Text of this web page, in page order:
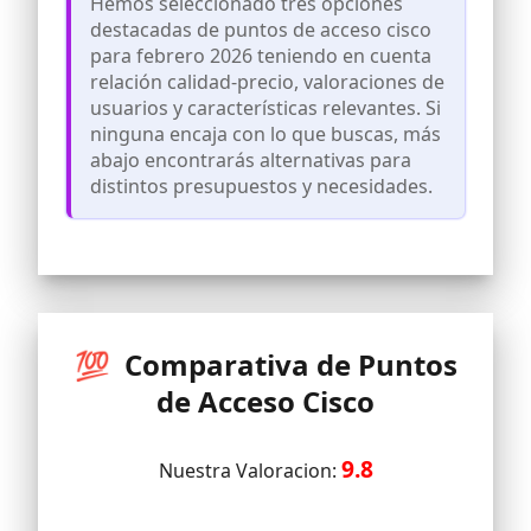
CONFIGURACIÓN EN MINUTOS:
administración simplificada y
supervisión de la red desde la aplicación
móvil de Cisco Business o el explorador
web
SEGURIDAD AVANZADA: la seguridad de
nivel empresarial impide que el
malware, la suplantación de identidad y
ACCESO A LA RED: se prioriza el acceso a
TRANQUILIDAD: soporte técnico de un
año y garantía limitada de por vida
destacadas de puntos de acceso cisco
para febrero 2026 teniendo en cuenta
relación calidad-precio, valoraciones de
usuarios y características relevantes. Si
ninguna encaja con lo que buscas, más
abajo encontrarás alternativas para
distintos presupuestos y necesidades.
💯 Comparativa de Puntos
de Acceso Cisco
Nuestra Valoracion: 9.8